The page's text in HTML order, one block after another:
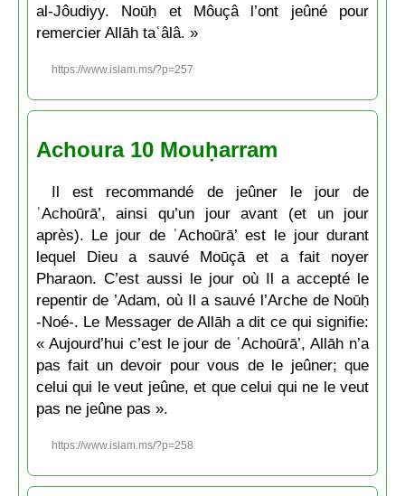
al-Jôudiyy. Noūḥ et Môuçâ l’ont jeûné pour
remercier Allāh taʿâlâ. »
https://www.islam.ms/?p=257
Achoura 10 Mouḥarram
Il est recommandé de jeûner le jour de
ʿAchoūrā’, ainsi qu’un jour avant (et un jour
après). Le jour de ʿAchoūrā’ est le jour durant
lequel Dieu a sauvé Moūçā et a fait noyer
Pharaon. C’est aussi le jour où Il a accepté le
repentir de ’Adam, où Il a sauvé l’Arche de Noūḥ
-Noé-. Le Messager de Allāh a dit ce qui signifie:
« Aujourd’hui c’est le jour de ʿAchoūrā’, Allāh n’a
pas fait un devoir pour vous de le jeûner; que
celui qui le veut jeûne, et que celui qui ne le veut
pas ne jeûne pas ».
https://www.islam.ms/?p=258